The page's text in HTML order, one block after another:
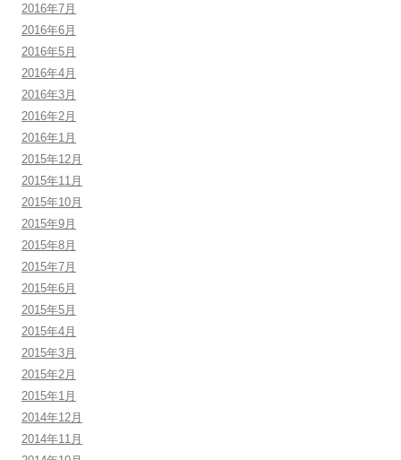
2016年7月
2016年6月
2016年5月
2016年4月
2016年3月
2016年2月
2016年1月
2015年12月
2015年11月
2015年10月
2015年9月
2015年8月
2015年7月
2015年6月
2015年5月
2015年4月
2015年3月
2015年2月
2015年1月
2014年12月
2014年11月